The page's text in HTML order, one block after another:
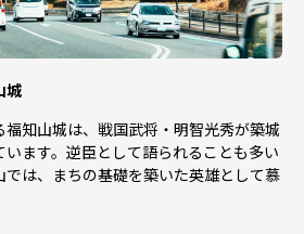
日置市伊集院町郡1343番地1
17:00（祝祭日・特定休業期間を除
ワンストップ特例申請書に関して
城
福知山城は、戦国武将・明智光秀が築城
います。逆臣として語られることも多い
は、まちの基礎を築いた英雄として慕